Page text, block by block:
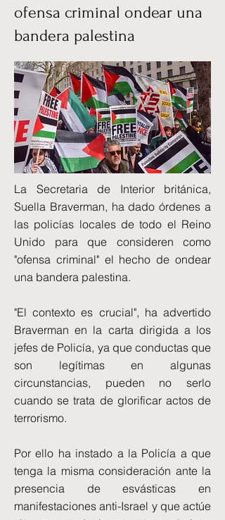
ofensa criminal ondear una
bandera palestina
La Secretaria de Interior británica,
Suella Braverman, ha dado órdenes a
las policías locales de todo el Reino
Unido para que consideren como
"ofensa criminal" el hecho de ondear
una bandera palestina.
"El contexto es crucial", ha advertido
Braverman en la carta dirigida a los
jefes de Policía, ya que conductas que
son legítimas en algunas
circunstancias, pueden no serlo
cuando se trata de glorificar actos de
terrorismo.
Por ello ha instado a la Policía a que
tenga la misma consideración ante la
presencia de esvásticas en
manifestaciones anti-Israel y que actúe